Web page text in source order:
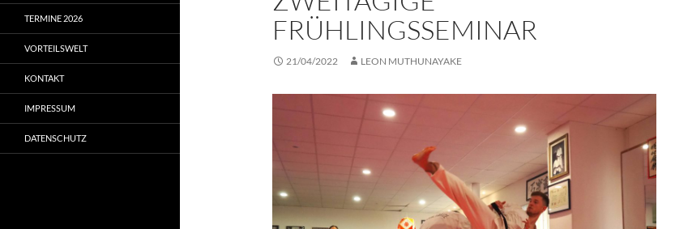
FRÜHLINGSSEMINAR
21/04/2022 LEON MUTHUNAYAKE
TERMINE 2026
VORTEILSWELT
KONTAKT
IMPRESSUM
DATENSCHUTZ